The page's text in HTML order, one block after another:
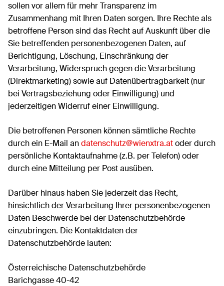
sollen vor allem für mehr Transparenz im
Zusammenhang mit Ihren Daten sorgen. Ihre Rechte als
betroffene Person sind das Recht auf Auskunft über die
Sie betreffenden personenbezogenen Daten, auf
Berichtigung, Löschung, Einschränkung der
Verarbeitung, Widerspruch gegen die Verarbeitung
(Direktmarketing) sowie auf Datenübertragbarkeit (nur
bei Vertragsbeziehung oder Einwilligung) und
jederzeitigen Widerruf einer Einwilligung.
Die betroffenen Personen können sämtliche Rechte
durch ein E-Mail andatenschutz@wienxtra.atoder durch
persönliche Kontaktaufnahme (z.B. per Telefon) oder
durch eine Mitteilung per Post ausüben.
Darüber hinaus haben Sie jederzeit das Recht,
hinsichtlich der Verarbeitung Ihrer personenbezogenen
Daten Beschwerde bei der Datenschutzbehörde
einzubringen. Die Kontaktdaten der
Datenschutzbehörde lauten:
Österreichische Datenschutzbehörde
Barichgasse 40-42